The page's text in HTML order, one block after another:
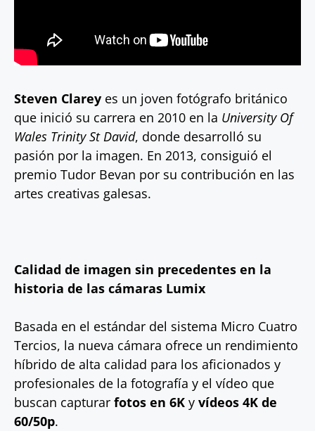
Steven Clarey es un joven fotógrafo británico
que inició su carrera en 2010 en la University Of
Wales Trinity St David, donde desarrolló su
pasión por la imagen. En 2013, consiguió el
premio Tudor Bevan por su contribución en las
artes creativas galesas.
Calidad de imagen sin precedentes en la
historia de las cámaras Lumix
Basada en el estándar del sistema Micro Cuatro
Tercios, la nueva cámara ofrece un rendimiento
híbrido de alta calidad para los aficionados y
profesionales de la fotografía y el vídeo que
buscan capturar fotos en 6K y vídeos 4K de
60/50p.